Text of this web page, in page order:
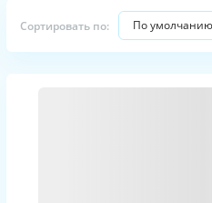
Сортировать по: По умолчанию